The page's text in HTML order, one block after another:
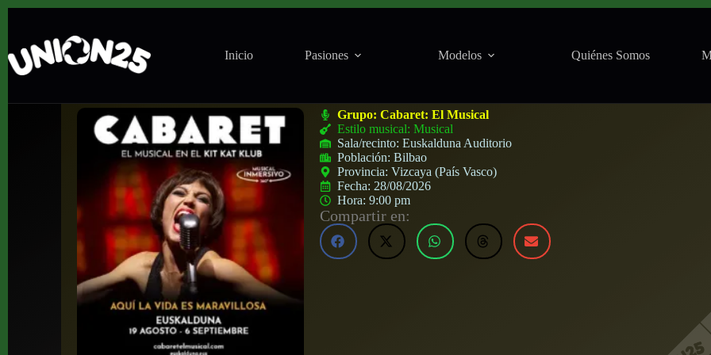
Inicio Pasiones Modelos Quiénes Somos
Grupo:Cabaret: El Musical
Estilo musical: Musical
Sala/recinto:Euskalduna Auditorio
Población:Bilbao
Provincia:Vizcaya (País Vasco)
Fecha: 28/08/2026
Hora:9:00 pm
Compartir en: